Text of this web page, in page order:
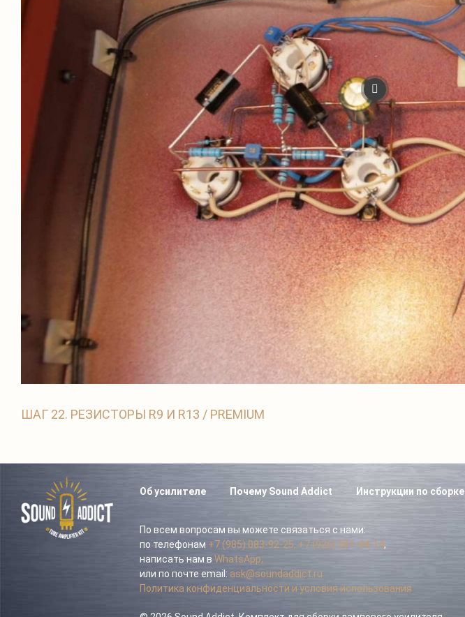
ШАГ 22. РЕЗИСТОРЫ R9 И R13 / PREMIUM
Об усилителе Почему Sound Addict Инструкции по сборке
По всем вопросам вы можете связаться с нами:
по телефонам +7 (985) 083-92-25, +7 (926) 581-44-14,
написать нам в WhatsApp,
или по почте email: ask@soundaddict.ru
Политика конфиденциальности и условия использования